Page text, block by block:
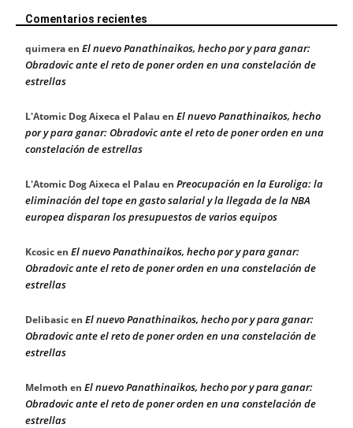
Comentarios recientes
quimeraen El nuevo Panathinaikos, hecho por y para ganar:
Obradovic ante el reto de poner orden en una constelación de
estrellas
L'Atomic Dog Aixeca el Palau en El nuevo Panathinaikos, hecho
por y para ganar: Obradovic ante el reto de poner orden en una
constelación de estrellas
L'Atomic Dog Aixeca el Palau en Preocupación en la Euroliga: la
eliminación del tope en gasto salarial y la llegada de la NBA
europea disparan los presupuestos de varios equipos
Kcosicen El nuevo Panathinaikos, hecho por y para ganar:
Obradovic ante el reto de poner orden en una constelación de
estrellas
Delibasicen El nuevo Panathinaikos, hecho por y para ganar:
Obradovic ante el reto de poner orden en una constelación de
estrellas
Melmoth en El nuevo Panathinaikos, hecho por y para ganar:
Obradovic ante el reto de poner orden en una constelación de
estrellas